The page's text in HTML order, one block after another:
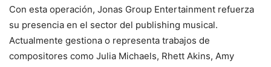
Con esta operación, Jonas Group Entertainment refuerza
su presencia en el sector del publishing musical.
Actualmente gestiona o representa trabajos de
compositores como Julia Michaels, Rhett Akins, Amy